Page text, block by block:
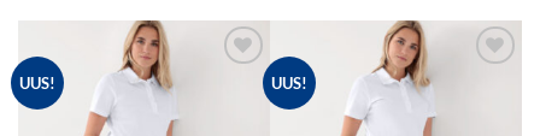
kuni
89,27 €
kuni
89,27 €
UUS! UUS!